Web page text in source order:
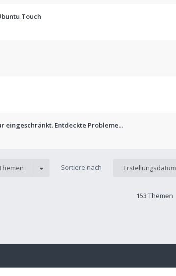
Touch
eingeschränkt. Entdeckte Probleme...
Sortiere nach Erstellungsdatum
153 Themen